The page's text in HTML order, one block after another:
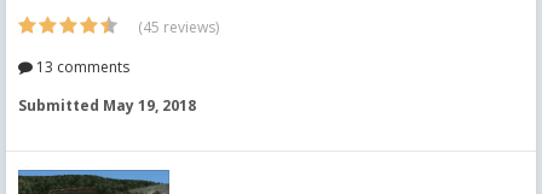
(45 reviews)
13 comments
Submitted May 19, 2018